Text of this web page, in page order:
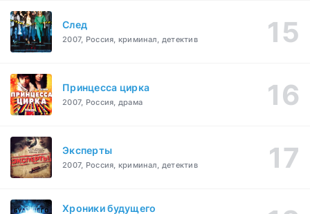
След
2007, Россия, криминал, детектив
Принцесса цирка
2007, Россия, драма
Эксперты
2007, Россия, криминал, детектив
Хроники будущего